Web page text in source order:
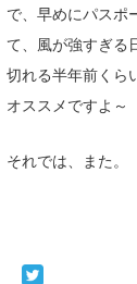
で、早めにパスポ
て、風が強すぎる
切れる半年前くら
オススメですよ～
それでは、また。
mitz
OYZ
S.K
Soulman